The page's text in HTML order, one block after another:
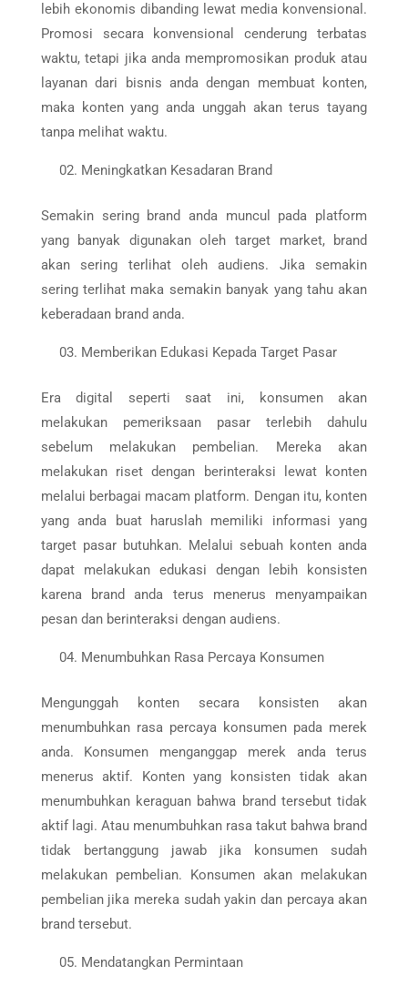
lebih ekonomis dibanding lewat media konvensional.
Promosi secara konvensional cenderung terbatas
waktu, tetapi jika anda mempromosikan produk atau
layanan dari bisnis anda dengan membuat konten,
maka konten yang anda unggah akan terus tayang
tanpa melihat waktu.
Meningkatkan Kesadaran Brand
Semakin sering brand anda muncul pada platform
yang banyak digunakan oleh target market, brand
akan sering terlihat oleh audiens. Jika semakin
sering terlihat maka semakin banyak yang tahu akan
keberadaan brand anda.
Memberikan Edukasi Kepada Target Pasar
Era digital seperti saat ini, konsumen akan
melakukan pemeriksaan pasar terlebih dahulu
sebelum melakukan pembelian. Mereka akan
melakukan riset dengan berinteraksi lewat konten
melalui berbagai macam platform. Dengan itu, konten
yang anda buat haruslah memiliki informasi yang
target pasar butuhkan. Melalui sebuah konten anda
dapat melakukan edukasi dengan lebih konsisten
karena brand anda terus menerus menyampaikan
pesan dan berinteraksi dengan audiens.
Menumbuhkan Rasa Percaya Konsumen
Mengunggah konten secara konsisten akan
menumbuhkan rasa percaya konsumen pada merek
anda. Konsumen menganggap merek anda terus
menerus aktif. Konten yang konsisten tidak akan
menumbuhkan keraguan bahwa brand tersebut tidak
aktif lagi. Atau menumbuhkan rasa takut bahwa brand
tidak bertanggung jawab jika konsumen sudah
melakukan pembelian. Konsumen akan melakukan
pembelian jika mereka sudah yakin dan percaya akan
brand tersebut.
Mendatangkan Permintaan